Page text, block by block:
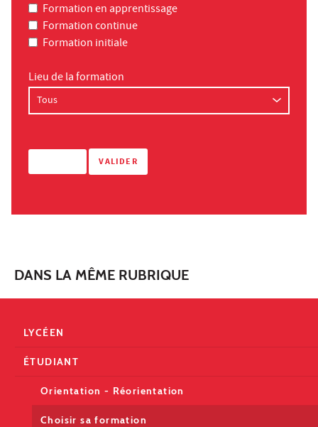
Formation en apprentissage
Formation continue
Formation initiale
Lieu de la formation
DANS LA MÊME RUBRIQUE
LYCÉEN
ÉTUDIANT
Orientation - Réorientation
Choisir sa formation